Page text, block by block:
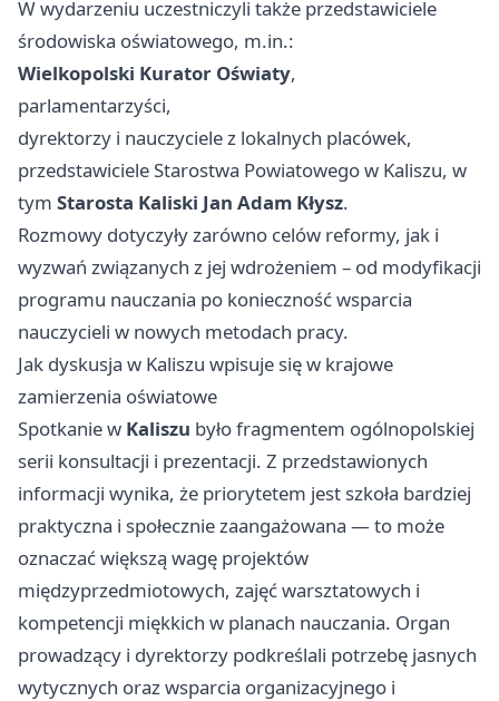
W wydarzeniu uczestniczyli także przedstawiciele
środowiska oświatowego, m.in.:
Wielkopolski Kurator Oświaty,
parlamentarzyści,
dyrektorzy i nauczyciele z lokalnych placówek,
przedstawiciele Starostwa Powiatowego w Kaliszu, w
tym Starosta Kaliski Jan Adam Kłysz.
Rozmowy dotyczyły zarówno celów reformy, jak i
wyzwań związanych z jej wdrożeniem – od modyfikacji
programu nauczania po konieczność wsparcia
nauczycieli w nowych metodach pracy.
Jak dyskusja w Kaliszu wpisuje się w krajowe
zamierzenia oświatowe
Spotkanie w Kaliszu było fragmentem ogólnopolskiej
serii konsultacji i prezentacji. Z przedstawionych
informacji wynika, że priorytetem jest szkoła bardziej
praktyczna i społecznie zaangażowana — to może
oznaczać większą wagę projektów
międzyprzedmiotowych, zajęć warsztatowych i
kompetencji miękkich w planach nauczania. Organ
prowadzący i dyrektorzy podkreślali potrzebę jasnych
wytycznych oraz wsparcia organizacyjnego i